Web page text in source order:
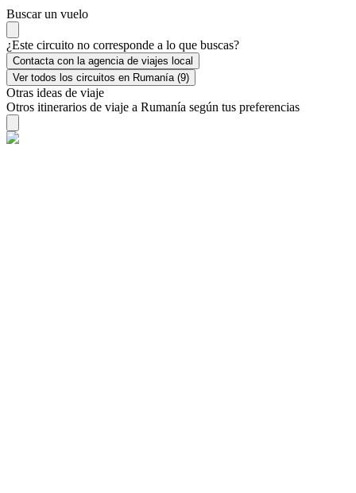
Buscar un vuelo
¿Este circuito no corresponde a lo que buscas?
Contacta con la agencia de viajes local
Ver todos los circuitos en Rumanía (9)
Otras ideas de viaje
Otros itinerarios de viaje a Rumanía según tus preferencias